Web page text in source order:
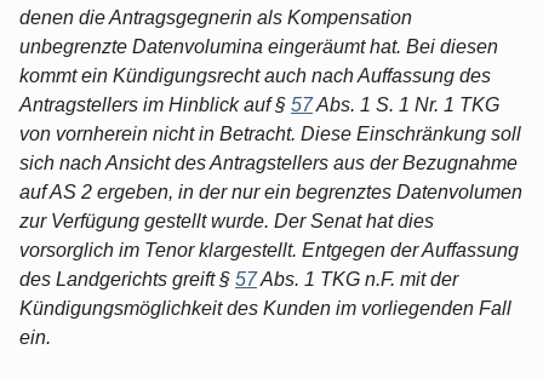
denen die Antragsgegnerin als Kompensation
unbegrenzte Datenvolumina eingeräumt hat. Bei diesen
kommt ein Kündigungsrecht auch nach Auffassung des
Antragstellers im Hinblick auf § 57Abs. 1 S. 1 Nr. 1 TKG
von vornherein nicht in Betracht. Diese Einschränkung soll
sich nach Ansicht des Antragstellers aus der Bezugnahme
auf AS 2 ergeben, in der nur ein begrenztes Datenvolumen
zur Verfügung gestellt wurde. Der Senat hat dies
vorsorglich im Tenor klargestellt. Entgegen der Auffassung
des Landgerichts greift § 57Abs. 1 TKG n.F. mit der
Kündigungsmöglichkeit des Kunden im vorliegenden Fall
ein.